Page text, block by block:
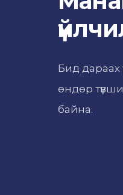
Бид дараах
өндөр
байна.